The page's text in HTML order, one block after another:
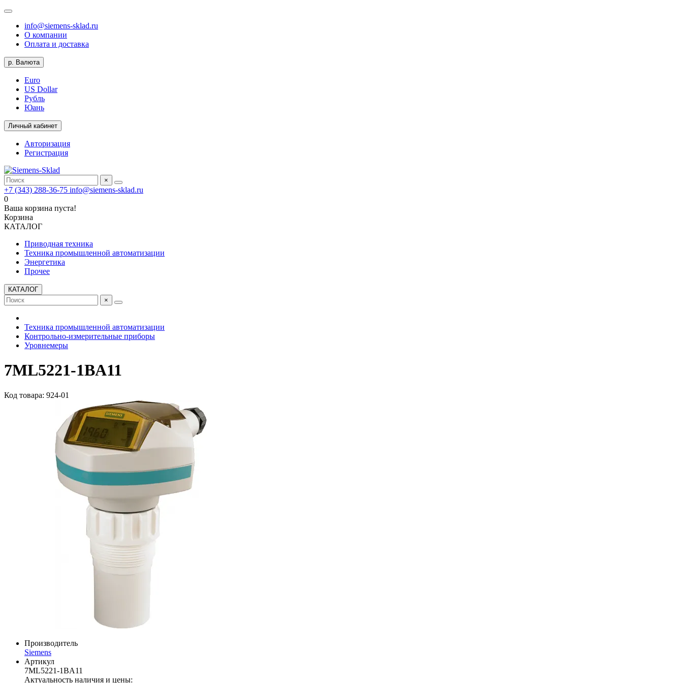
info@siemens-sklad.ru
О компании
Оплата и доставка
р. Валюта
Euro
US Dollar
Рубль
Юань
Личный кабинет
Авторизация
Регистрация
×
+7 (343) 288-36-75 info@siemens-sklad.ru
0
Ваша корзина пуста!
Корзина
КАТАЛОГ
Приводная техника
Техника промышленной автоматизации
Энергетика
Прочее
КАТАЛОГ
×
Техника промышленной автоматизации
Контрольно-измерительные приборы
Уровнемеры
7ML5221-1BA11
Код товара: 924-01
Производитель
Siemens
Артикул
7ML5221-1BA11
Актуальность наличия и цены: